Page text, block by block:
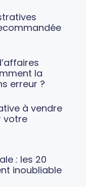
la
erreur ?
à vendre
votre
: les 20
inoubliable